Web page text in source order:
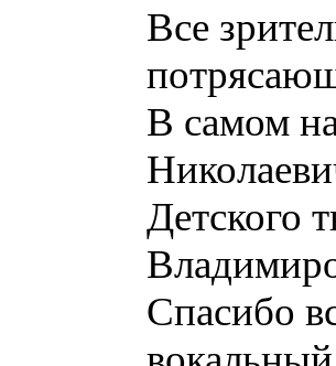
Все
В самом
Детского
Спасибо